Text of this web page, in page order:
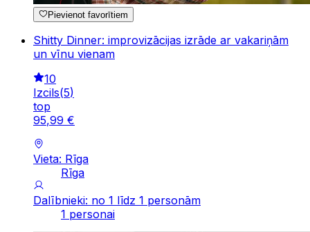
Pievienot favorītiem
Shitty Dinner: improvizācijas izrāde ar vakariņām
un vīnu vienam
10
Izcils(5)
top
95,99 €
Vieta: Rīga
Rīga
Dalībnieki: no 1 līdz 1 personām
1 personai